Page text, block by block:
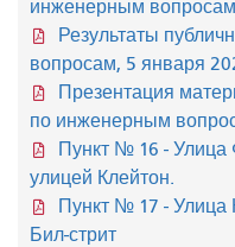
инженерным
Результаты
вопросам, 5 января
Презентация
по инженерным
Пункт № 16 - Улица
улицей Клейтон.
Пункт № 17 - Улица
Бил-стрит